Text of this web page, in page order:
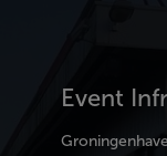
Event